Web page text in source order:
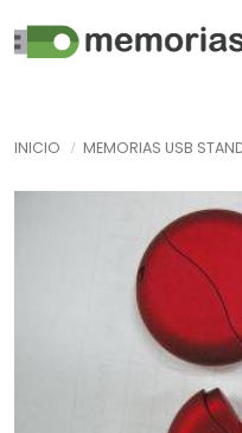
INICIO MEMORIAS USB